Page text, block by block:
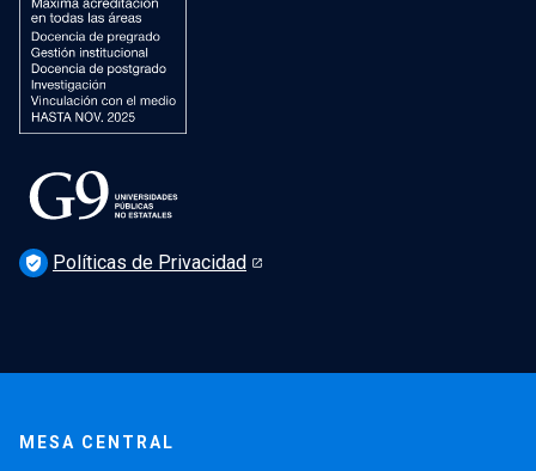
verified_user Políticas de Privacidad
MESA CENTRAL